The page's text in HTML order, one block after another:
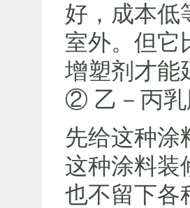
好，成本低
室外。但它
增塑剂才能
② 乙－丙乳
先给这种涂
这种涂料装
也不留下各